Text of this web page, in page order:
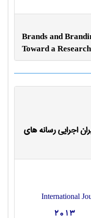
Brands and
Toward a
اجرایی رسانه های
International
2013